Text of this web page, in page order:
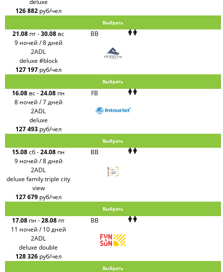
126 882 руб/чел
Выбрать
21.08 пт-30.08 вс
9 ночей / 8 дней
BB
2ADL
deluxe #block
127 197 руб/чел
Выбрать
16.08 вс-24.08 пн
8 ночей / 7 дней
FB
2ADL
deluxe
127 493 руб/чел
Выбрать
15.08сб-24.08 пн
9 ночей / 8 дней
BB
2ADL
deluxe family triple city
view
127 679 руб/чел
Выбрать
17.08 пн -28.08 пт
11 ночей / 10 дней
BB
2ADL
deluxe double
128 326 руб/чел
Выбрать